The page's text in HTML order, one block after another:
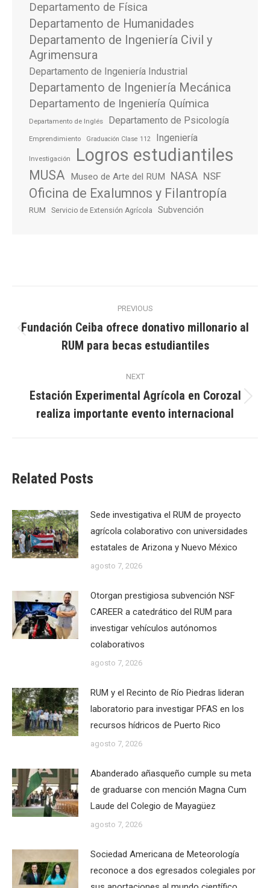
Departamento de Física
Departamento de Humanidades
Departamento de Ingeniería Civil y
Agrimensura
Departamento de Ingeniería Industrial
Departamento de Ingeniería Mecánica
Departamento de Ingeniería Química
Departamento de Inglés Departamento de Psicología
Emprendimiento Graduación Clase 112 Ingeniería
Investigación Logros estudiantiles
MUSA Museo de Arte del RUM NASA NSF
Oficina de Exalumnos y Filantropía
RUM Servicio de Extensión Agrícola Subvención
navigation
PREVIOUS
post:
Fundación Ceiba ofrece donativo millonario al
RUM para becas estudiantiles
NEXT
Next
post:
Estación Experimental Agrícola en Corozal
realiza importante evento internacional
Related Posts
Sede investigativa el RUM de proyecto
agrícola colaborativo con universidades
estatales de Arizona y Nuevo México
agosto 7, 2026
Otorgan prestigiosa subvención NSF
CAREER a catedrático del RUM para
investigar vehículos autónomos
colaborativos
agosto 7, 2026
RUM y el Recinto de Río Piedras lideran
laboratorio para investigar PFAS en los
recursos hídricos de Puerto Rico
agosto 7, 2026
Abanderado añasqueño cumple su meta
de graduarse con mención Magna Cum
Laude del Colegio de Mayagüez
agosto 7, 2026
Sociedad Americana de Meteorología
reconoce a dos egresados colegiales por